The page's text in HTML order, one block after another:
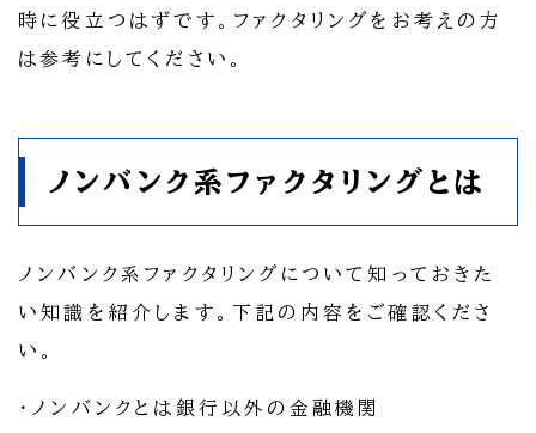
時に役立つはずです。ファクタリングをお考えの方
は参考にしてください。
ノンバンク系ファクタリングとは
ノンバンク系ファクタリングについて知っておきた
い知識を紹介します。下記の内容をご確認くださ
い。
・ノンバンクとは銀行以外の金融機関